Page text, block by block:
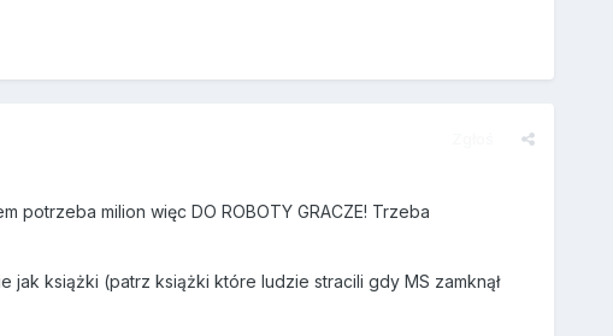
potrzeba milion więc DO ROBOTY GRACZE! Trzeba
książki (patrz książki które ludzie stracili gdy MS zamknął